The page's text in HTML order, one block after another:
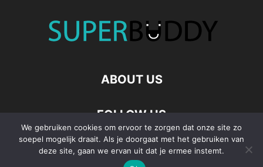
ABOUT US
FOLLOW US
We gebruiken cookies om ervoor te zorgen dat onze site zo
soepel mogelijk draait. Als je doorgaat met het gebruiken van
deze site, gaan we ervan uit dat je ermee instemt.